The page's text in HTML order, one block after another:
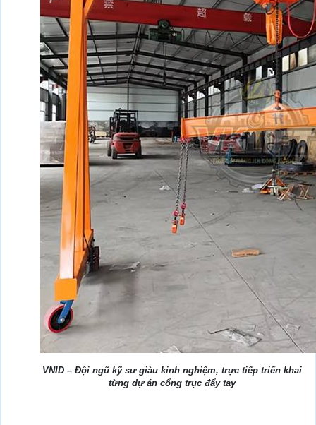
VNID – Đội ngũ kỹ sư giàu kinh nghiệm, trực tiếp triển khai
từng dự án cổng trục đẩy tay